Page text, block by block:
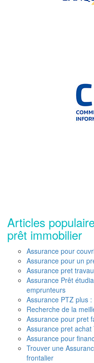
Articles
prêt immobilier
Assurance pour
Assurance pour un
Assurance pret
Assurance Prêt
emprunteurs
Assurance PTZ plus
Recherche de la
Assurance pour pret
Assurance pret
Assurance pour
Trouver une
frontalier